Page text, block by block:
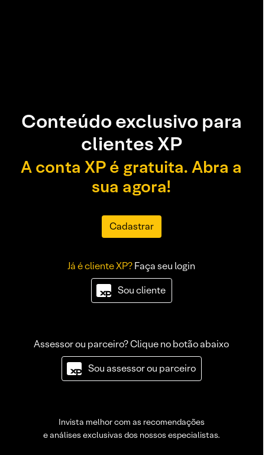
Conteúdo exclusivo para
clientes XP
A conta XP é gratuita. Abra a
sua agora!
Cadastrar
Já é cliente XP?Faça seu login
Sou cliente
Assessor ou parceiro? Clique no botão abaixo
Sou assessor ou parceiro
Invista melhor com as recomendações
e análises exclusivas dos nossos especialistas.